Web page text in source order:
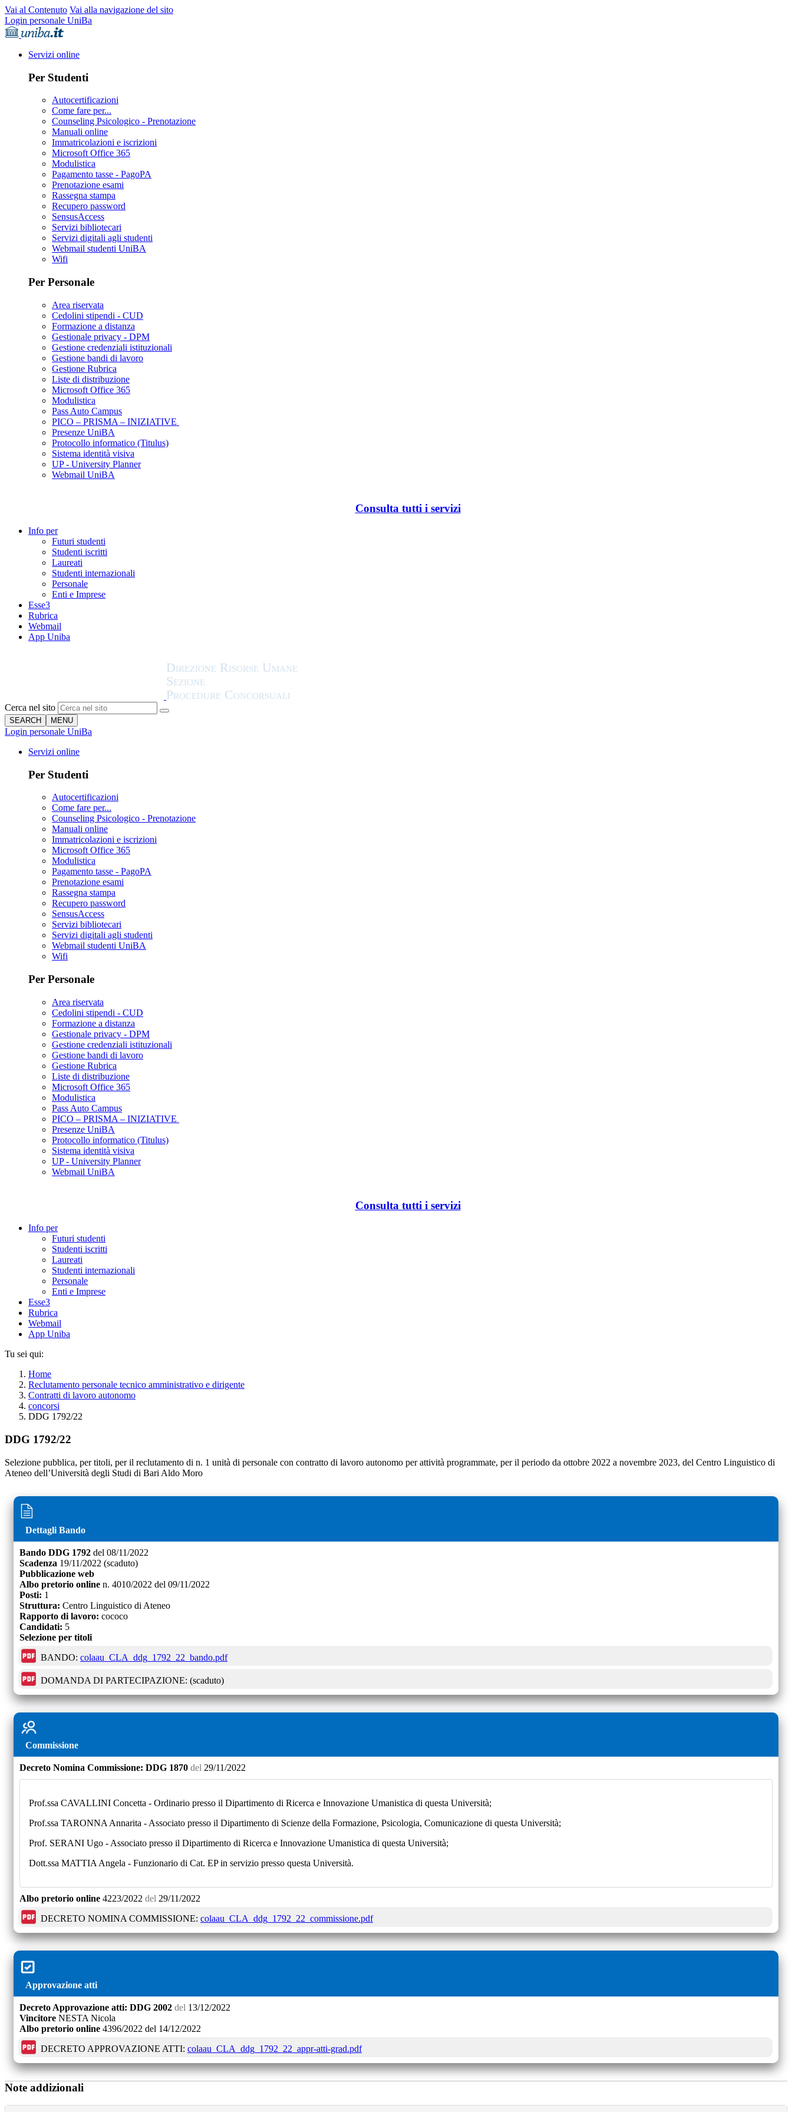
Vai al Contenuto Vai alla navigazione del sito
Login personale UniBa
Servizi online
Per Studenti
Autocertificazioni
Come fare per...
Counseling Psicologico - Prenotazione
Manuali online
Immatricolazioni e iscrizioni
Microsoft Office 365
Modulistica
Pagamento tasse - PagoPA
Prenotazione esami
Rassegna stampa
Recupero password
SensusAccess
Servizi bibliotecari
Servizi digitali agli studenti
Webmail studenti UniBA
Wifi
Per Personale
Area riservata
Cedolini stipendi - CUD
Formazione a distanza
Gestionale privacy - DPM
Gestione credenziali istituzionali
Gestione bandi di lavoro
Gestione Rubrica
Liste di distribuzione
Microsoft Office 365
Modulistica
Pass Auto Campus
PICO – PRISMA – INIZIATIVE
Presenze UniBA
Protocollo informatico (Titulus)
Sistema identità visiva
UP - University Planner
Webmail UniBA
Consulta tutti i servizi
Info per
Futuri studenti
Studenti iscritti
Laureati
Studenti internazionali
Personale
Enti e Imprese
Esse3
Rubrica
Webmail
App Uniba
Cerca nel sito
SEARCH MENU
Login personale UniBa
Servizi online
Per Studenti
Autocertificazioni
Come fare per...
Counseling Psicologico - Prenotazione
Manuali online
Immatricolazioni e iscrizioni
Microsoft Office 365
Modulistica
Pagamento tasse - PagoPA
Prenotazione esami
Rassegna stampa
Recupero password
SensusAccess
Servizi bibliotecari
Servizi digitali agli studenti
Webmail studenti UniBA
Wifi
Per Personale
Area riservata
Cedolini stipendi - CUD
Formazione a distanza
Gestionale privacy - DPM
Gestione credenziali istituzionali
Gestione bandi di lavoro
Gestione Rubrica
Liste di distribuzione
Microsoft Office 365
Modulistica
Pass Auto Campus
PICO – PRISMA – INIZIATIVE
Presenze UniBA
Protocollo informatico (Titulus)
Sistema identità visiva
UP - University Planner
Webmail UniBA
Consulta tutti i servizi
Info per
Futuri studenti
Studenti iscritti
Laureati
Studenti internazionali
Personale
Enti e Imprese
Esse3
Rubrica
Webmail
App Uniba
Tu sei qui:
Home
Reclutamento personale tecnico amministrativo e dirigente
Contratti di lavoro autonomo
concorsi
DDG 1792/22
DDG 1792/22
Selezione pubblica, per titoli, per il reclutamento di n. 1 unità di personale con contratto di lavoro autonomo per attività programmate, per il periodo da ottobre 2022 a novembre 2023, del Centro Linguistico di
Ateneo dell’Università degli Studi di Bari Aldo Moro
Dettagli Bando
Bando DDG 1792 del 08/11/2022
Scadenza 19/11/2022 (scaduto)
Pubblicazione web
Albo pretorio online n. 4010/2022 del 09/11/2022
Posti: 1
Struttura: Centro Linguistico di Ateneo
Rapporto di lavoro: cococo
Candidati: 5
Selezione per titoli
BANDO: colaau_CLA_ddg_1792_22_bando.pdf
DOMANDA DI PARTECIPAZIONE: (scaduto)
Commissione
Decreto Nomina Commissione: DDG 1870 del 29/11/2022
Prof.ssa CAVALLINI Concetta - Ordinario presso il Dipartimento di Ricerca e Innovazione Umanistica di questa Università;
Prof.ssa TARONNA Annarita - Associato presso il Dipartimento di Scienze della Formazione, Psicologia, Comunicazione di questa Università;
Prof. SERANI Ugo - Associato presso il Dipartimento di Ricerca e Innovazione Umanistica di questa Università;
Dott.ssa MATTIA Angela - Funzionario di Cat. EP in servizio presso questa Università.
Albo pretorio online 4223/2022 del 29/11/2022
DECRETO NOMINA COMMISSIONE: colaau_CLA_ddg_1792_22_commissione.pdf
Approvazione atti
Decreto Approvazione atti: DDG 2002 del 13/12/2022
Vincitore NESTA Nicola
Albo pretorio online 4396/2022 del 14/12/2022
DECRETO APPROVAZIONE ATTI: colaau_CLA_ddg_1792_22_appr-atti-grad.pdf
Note addizionali